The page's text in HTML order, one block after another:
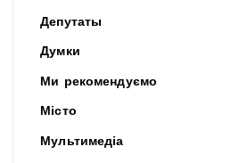
Депутаты
Думки
Ми рекомендуємо
Місто
Мультимедіа